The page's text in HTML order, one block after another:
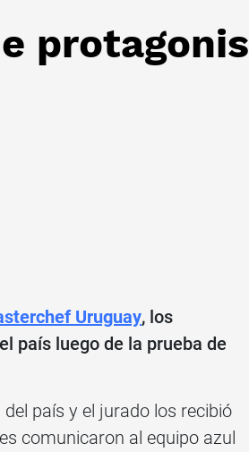
Uruguay, los
país luego de la prueba de
país y el jurado los recibió
comunicaron al equipo azul